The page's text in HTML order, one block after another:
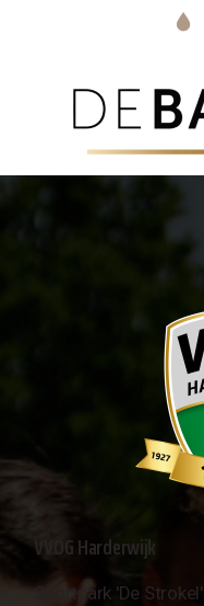
VVOG Harderwijk
Sportpark 'De Strokel'